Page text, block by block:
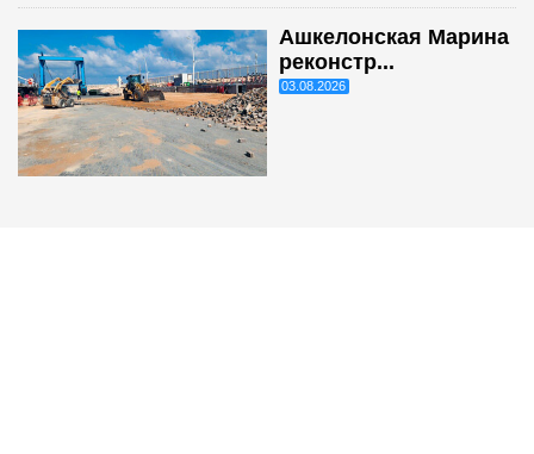
Ашкелонская Марина
реконстр...
03.08.2026